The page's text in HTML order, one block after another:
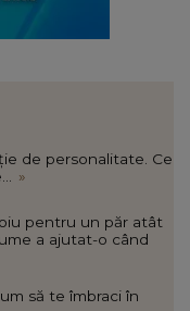
de personalitate. Ce
»
pentru un păr atât
a ajutat-o când
să te îmbraci în